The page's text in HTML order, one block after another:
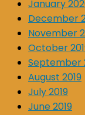
January
December
November
October
September
August 2019
July 2019
June 2019